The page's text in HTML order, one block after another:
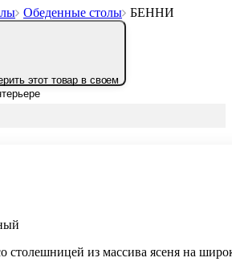
Обеденные столы БЕННИ
этот товар в своем
из массива ясеня на